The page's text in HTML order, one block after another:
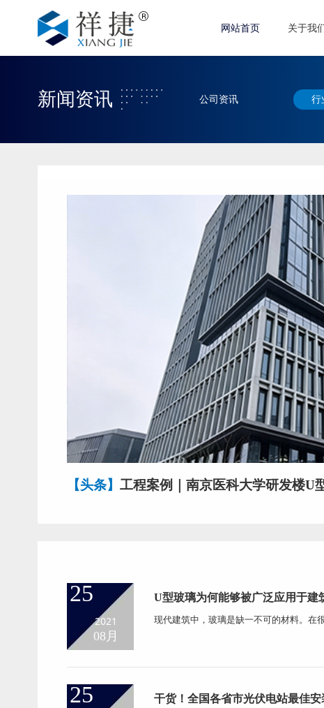
网站首页 关于我
新闻资讯 公司资讯 行
【头条】 工程案例｜南京医科大学研发楼U
25
2021
08月
U型玻璃为何能够被广泛应用于建
现代建筑中，玻璃是缺一不可的材料。在
25
干货！全国各省市光伏电站最佳